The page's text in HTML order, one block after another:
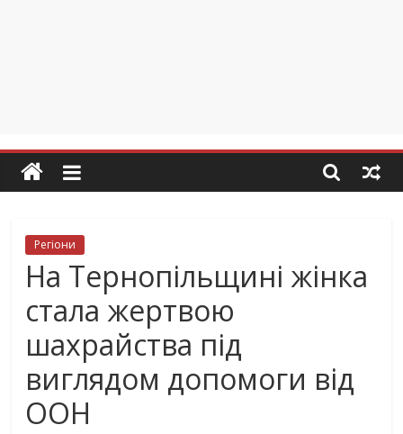
Регіони
На Тернопільщині жінка
стала жертвою
шахрайства під
виглядом допомоги від
ООН